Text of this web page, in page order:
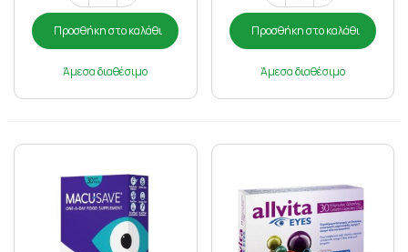
Προσθήκη στο καλάθι
Άμεσα διαθέσιμο
Προσθήκη στο καλάθι
Άμεσα διαθέσιμο